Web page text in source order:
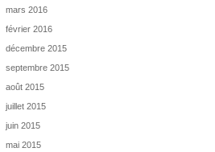
mars 2016
février 2016
décembre 2015
septembre 2015
août 2015
juillet 2015
juin 2015
mai 2015